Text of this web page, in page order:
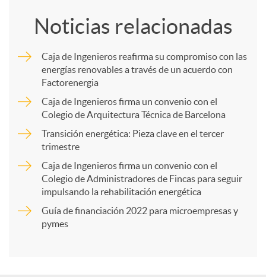
r
Noticias relacionadas
Caja de Ingenieros reafirma su compromiso con las
energías renovables a través de un acuerdo con
Factorenergia
Caja de Ingenieros firma un convenio con el
Colegio de Arquitectura Técnica de Barcelona
Transición energética: Pieza clave en el tercer
trimestre
Caja de Ingenieros firma un convenio con el
Colegio de Administradores de Fincas para seguir
impulsando la rehabilitación energética
Guía de financiación 2022 para microempresas y
pymes